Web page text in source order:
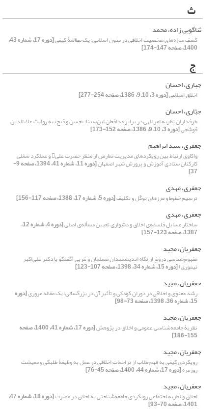
ث
ثناگویی زاده، محمد
کشف سازه‌های شخصیت اخلاقی در متون اسلامی؛ یک مطالعۀ کیفی [دوره 17، شماره 43،
1400، صفحه 147-174]
ج
جباری، احسان
اخلاق اسلامی[دوره 3، 9.10، 1386، صفحه 254-277]
جبّاری، احسان
طرفداران نظریه امر الهی در برابر مدافعان ابن‌سینا: «حسن و قبح» به روایت علاءالدین
قوشجی[دوره 3، 9.10، 1386، صفحه 152-173]
جعفری، سید ابراهیم
واکاوی ارتباط بین رویکردهای مدیریت تعارض از منظر حضرت علی و عملکرد شغلی
کارکنان ستادی آموزش و پرورش شهر اصفهان [دوره 11، شماره 41، 1394، صفحه 9-
37]
جعفری، مهدی
ترسیم خطوط و مرزهای توکّل و تکلیف[دوره 5، شماره 17، 1388، صفحه 117-156]
جعفری، مهدی
ساختار مسایل فلسفه‌ی اخلاق و دشواری تعیین مسأله‌‌‌ی‌ اصلی [دوره 4، شماره 12،
1387، صفحه 123-157]
جعفریان، مجید
مفهوم‌شناسی دروغ از نگاه اندیشمندان مسلمان و غربی (گفتگو با دکتر علی‌اکبر
تیموری)[دوره 15، شماره 34، 1398، صفحه 107-123]
جعفریان، مجید
رشد معنوی و اخلاقی در دوران کودکی و تأثیر آن در بزرگسالی: یک مقاله مروری[دوره
15، شماره 36، 1398، صفحه 73-98]
جعفریان، مجید
نظریۀ جامعه‌شناسی عمومی و اخلاق در پژوهش [دوره 17، شماره 41، 1400، صفحه
155-186]
جعفریان، مجید
رویکردی کیفی به فهم طلاب از تزاحمات اخلاقی در عمل به وظیفۀ طلبگی و معیشت
روزمره[دوره 17، شماره 44، 1400، صفحه 45-76]
جعفریان، مجید
اخلاق و نظریه اجتماعی رویکردی جامعه‌شناختی به اخلاق در مصرف [دوره 18، شماره 47،
1401، صفحه 70-93]